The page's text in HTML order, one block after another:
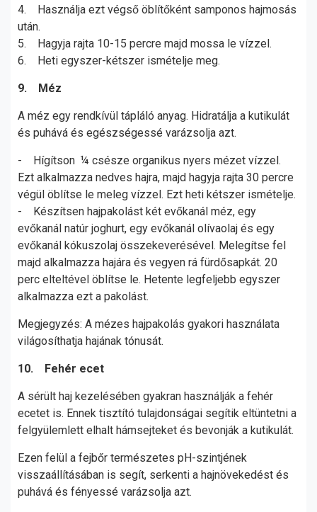
4. Használja ezt végső öblítőként samponos hajmosás
után.
5. Hagyja rajta 10-15 percre majd mossa le vízzel.
6. Heti egyszer-kétszer ismételje meg.
9. Méz
A méz egy rendkívül tápláló anyag. Hidratálja a kutikulát
és puhává és egészségessé varázsolja azt.
- Hígítson ¼ csésze organikus nyers mézet vízzel.
Ezt alkalmazza nedves hajra, majd hagyja rajta 30 percre
végül öblítse le meleg vízzel. Ezt heti kétszer ismételje.
- Készítsen hajpakolást két evőkanál méz, egy
evőkanál natúr joghurt, egy evőkanál olívaolaj és egy
evőkanál kókuszolaj összekeverésével. Melegítse fel
majd alkalmazza hajára és vegyen rá fürdősapkát. 20
perc elteltével öblítse le. Hetente legfeljebb egyszer
alkalmazza ezt a pakolást.
Megjegyzés: A mézes hajpakolás gyakori használata
világosíthatja hajának tónusát.
10. Fehér ecet
A sérült haj kezelésében gyakran használják a fehér
ecetet is. Ennek tisztító tulajdonságai segítik eltüntetni a
felgyülemlett elhalt hámsejteket és bevonják a kutikulát.
Ezen felül a fejbőr természetes pH-szintjének
visszaállításában is segít, serkenti a hajnövekedést és
puhává és fényessé varázsolja azt.